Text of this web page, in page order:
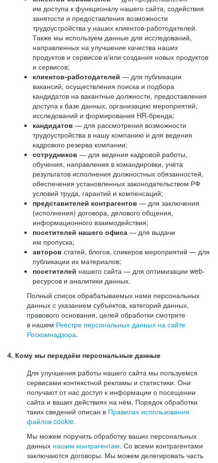
им доступа к функционалу нашего сайта, содействия
занятости и предоставления возможности
трудоустройства у наших клиентов-работодателей.
Также мы используем данные для исследований,
направленных на улучшение качества наших
продуктов и сервисов и/или создания новых продуктов
и сервисов;
клиентов-работодателей — для публикации
вакансий, осуществления поиска и подбора
кандидатов на вакантные должности, предоставления
доступа к базе данных, организацию мероприятий,
исследований и формирования HR-бренда;
кандидатов — для рассмотрения возможности
трудоустройства в нашу компанию и для ведения
кадрового резерва компании;
сотрудников — для ведения кадровой работы,
обучения, направления в командировки, учёта
результатов исполнения должностных обязанностей,
обеспечения установленных законодательством РФ
условий труда, гарантий и компенсаций;
представителей контрагентов — для заключения
(исполнения) договора, делового общения,
информационного взаимодействия;
посетителей нашего офиса — для выдачи
им пропуска;
авторов статей, блогов, спикеров мероприятий — для
публикации их материалов;
посетителей нашего сайта — для оптимизации web-
ресурсов и аналитики данных.
Полный список обрабатываемых нами персональных
данных с указанием субъектов, категорий данных,
правового основания, целей обработки смотрите
в нашем Реестре персональных данных на сайте
Роскомнадзора.
4. Кому мы передаём персональные данные
Для улучшения работы нашего сайта мы пользуемся
сервисами контекстной рекламы и статистики. Они
получают от нас доступ к информации о посещении
сайта и ваших действиях на нём. Порядок обработки
таких сведений описан в Правилах использования
файлов cookie.
Мы можем поручить обработку ваших персональных
данных нашим контрагентам. Со всеми контрагентами
заключаются договоры. Мы можем делегировать часть